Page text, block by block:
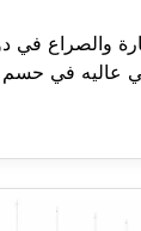
والصراع في
عاليه في حسم